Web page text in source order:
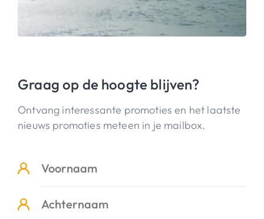
Graag op de hoogte blijven?
Ontvang interessante promoties en het laatste
nieuws promoties meteen in je mailbox.